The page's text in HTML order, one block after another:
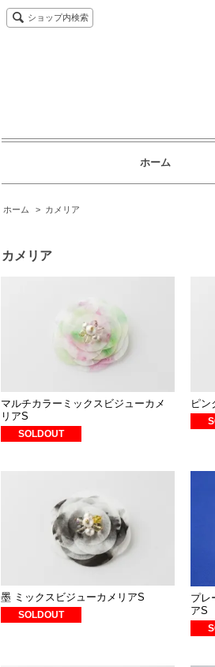
ショップ内検索
ホーム
ホーム > カメリア
カメリア
マルチカラーミックスビジューカメ
リアS
SOLDOUT
ピン
墨 ミックスビジューカメリアS
SOLDOUT
プレ
アS